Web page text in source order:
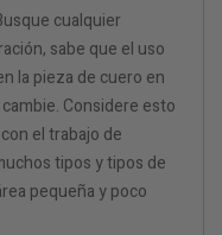
cualquier
sabe que el uso
la pieza de cuero en
Considere esto
el trabajo de
tipos y tipos de
pequeña y poco